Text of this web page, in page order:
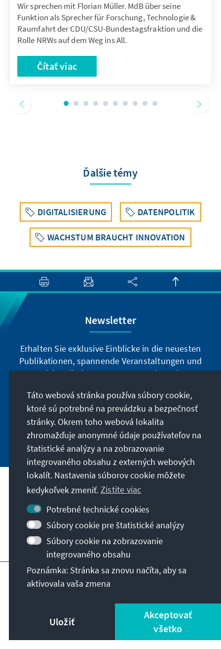
Wir sprechen mit Florian Müller. MdB über seine
Funktion als Sprecher für Forschung, Technologie &
Raumfahrt der CDU/CSU-Bundestagsfraktion und die
Rolle NRWs auf dem Weg ins All.
Čítať viac
Ďalšie témy
DIGITALISIERUNG DATENPOLITIK
WACHSTUM BRAUCHT INNOVATION
Newsletter
Erhalten Sie exklusive Einblicke in die neuesten
Publikationen, spannende Veranstaltungen und
Projekte direkt von unserer Vorsitzenden
jetzt unseren Newsletter und bleiben Sie immer
auf dem Laufenden.
Jetzt abonnieren
Naše poslanie
Kontakt
Ďalšie ponuky nadácie
Impressum
Ochrana súkromia
Podmienky používania
© Konrad-Adenauer-Stiftung e.V. 2026
Táto webová stránka používa súbory cookie,
ktoré sú potrebné na prevádzku a bezpečnosť
stránky. Okrem toho webová lokalita
zhromažďuje anonymné údaje používateľov na
štatistické analýzy a na zobrazovanie
integrovaného obsahu z externých webových
lokalít. Nastavenia súborov cookie môžete
kedykoľvek zmeniť.Zistite viac
Potrebné technické cookies
Súbory cookie pre štatistické analýzy
Súbory cookie na zobrazovanie
integrovaného obsahu
Poznámka: Stránka sa znovu načíta, aby sa
aktivovala vaša zmena
Uložiť
Akceptovať
všetko